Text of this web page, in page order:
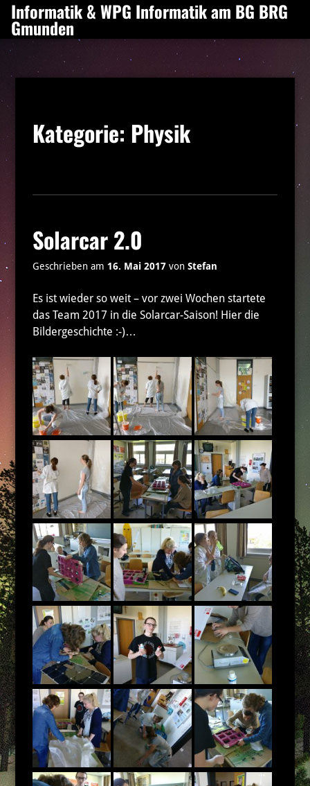
Zum
Inhalt
springen
Informatik & WPG Informatik am BG BRG
Gmunden
Kategorie: Physik
Solarcar 2.0
Geschrieben am 16. Mai 2017von Stefan
Es ist wieder so weit – vor zwei Wochen startete
das Team 2017 in die Solarcar-Saison! Hier die
Bildergeschichte :-)…